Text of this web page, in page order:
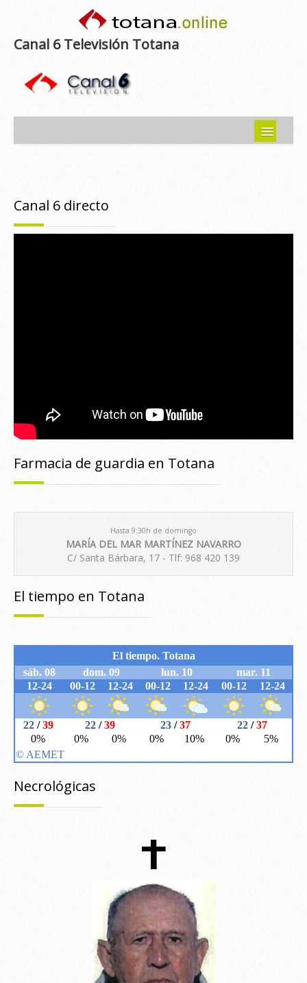
Canal 6 Televisión Totana
Programas emitidos
Necrológicas
Canal 6 directo
Farmacia de guardia en Totana
Hasta 9:30h de domingo
MARÍA DEL MAR MARTÍNEZ NAVARRO
C/ Santa Bárbara, 17 - Tlf: 968 420 139
El tiempo en Totana